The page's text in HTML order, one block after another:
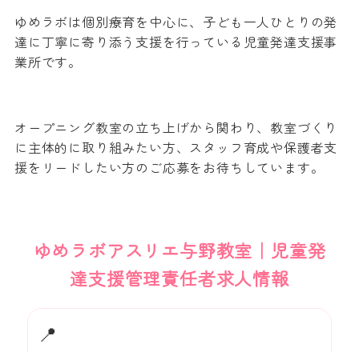
ゆめラボは個別療育を中心に、子ども一人ひとりの発
達に丁寧に寄り添う支援を行っている児童発達支援事
業所です。
オープニング教室の立ち上げから関わり、教室づくり
に主体的に取り組みたい方、スタッフ育成や保護者支
援をリードしたい方のご応募をお待ちしています。
ゆめラボアスリエ与野教室｜児童発
達支援管理責任者求人情報
📍